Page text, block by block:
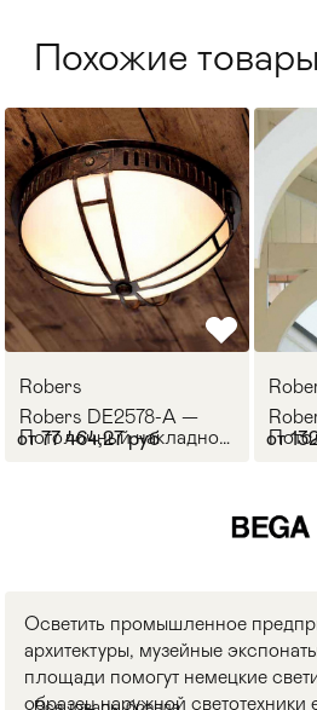
Похожие товары
Robers
Robers DE2578-A —
Потолочный накладной
светильник OUTDOOR
от 77 464,27 руб от
Осветить промышленное
архитектуры, музейные
площади помогут немецкие
образец наружной светотехники